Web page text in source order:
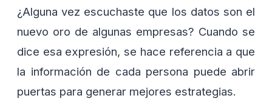
¿Alguna vez escuchaste que los datos son el
nuevo oro de algunas empresas? Cuando se
dice esa expresión, se hace referencia a que
la información de cada persona puede abrir
puertas para generar mejores estrategias.